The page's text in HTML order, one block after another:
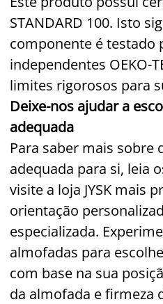
STANDARD 100. Isto
componente é testado
independentes OEKO-
limites rigorosos para
Deixe-nos ajudar a
adequada
Para saber mais sobre
adequada para si, leia
visite a loja JYSK mais
orientação
especializada.
almofadas para
com base na sua
da almofada e firmeza